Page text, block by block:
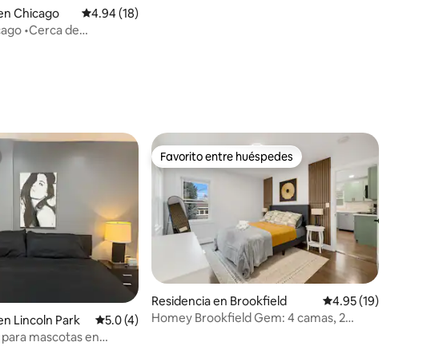
5; 43 evaluaciones
Chicago Calificación promedio: 4.94 de 5; 18 evaluaciones
4.94 (18)
•Cerca de
5; 30 evaluaciones
Lincoln Park Calificación promedio: 5.0 de 5; 4 evaluaciones
5.0 (4)
mascotas en
Favorito entre huéspedes
Favorito entre huéspedes
Residencia en Brookfield Calificación
4.95 (19)
Homey Brookfield Gem: 4 camas, 2